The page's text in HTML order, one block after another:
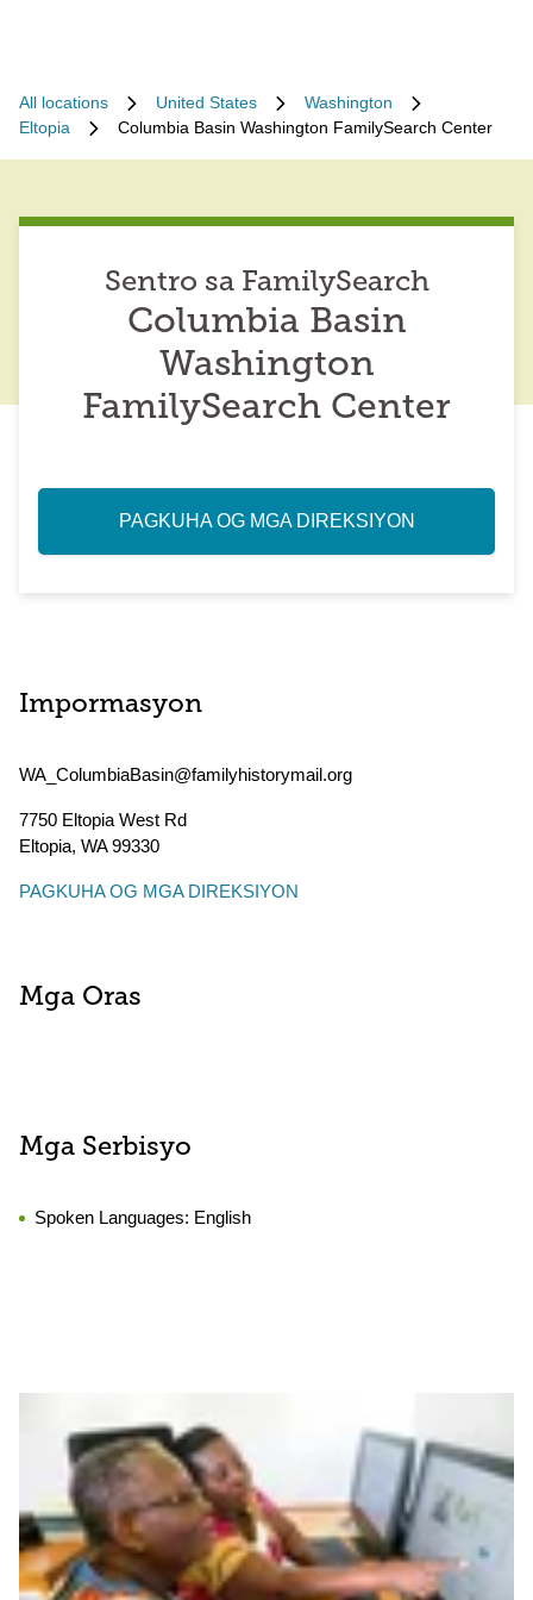
All locations United States
Washington
Eltopia
Columbia Basin Washington FamilySearch Center
Sentro sa FamilySearch
Columbia Basin
Washington
FamilySearch Center
PAGKUHA OG MGA DIREKSIYON
Impormasyon
WA_ColumbiaBasin@familyhistorymail.org
7750 Eltopia West Rd
Eltopia, WA99330
PAGKUHA OG MGA DIREKSIYON
Mga Oras
Mga Serbisyo
Spoken Languages: English